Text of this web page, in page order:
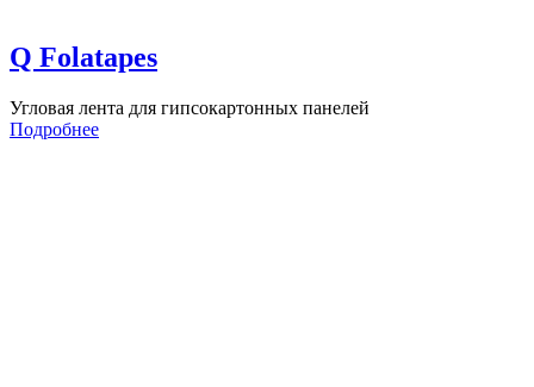
Q Folatapes
Угловая лента для гипсокартонных панелей
Подробнее